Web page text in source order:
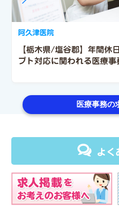
【栃木県/塩谷郡】年間休
プト対応に関われる医療事
阿久津医院
医療事務の
よく